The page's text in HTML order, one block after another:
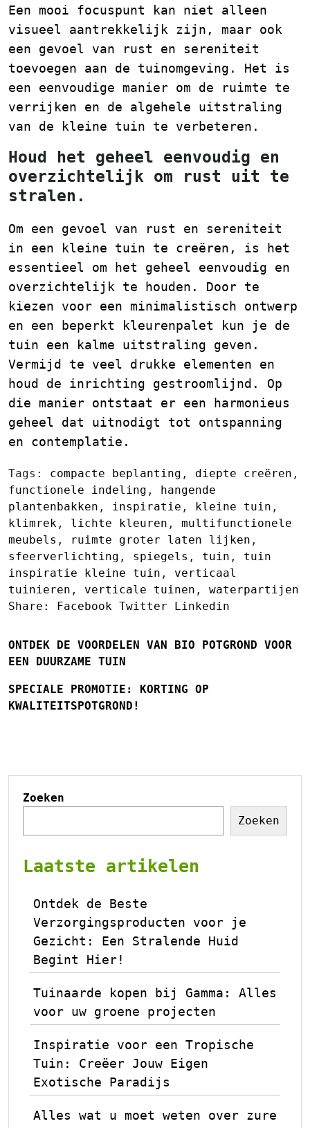
Een mooi focuspunt kan niet alleen
visueel aantrekkelijk zijn, maar ook
een gevoel van rust en sereniteit
toevoegen aan de tuinomgeving. Het is
een eenvoudige manier om de ruimte te
verrijken en de algehele uitstraling
van de kleine tuin te verbeteren.
Houd het geheel eenvoudig en
overzichtelijk om rust uit te
stralen.
Om een gevoel van rust en sereniteit
in een kleine tuin te creëren, is het
essentieel om het geheel eenvoudig en
overzichtelijk te houden. Door te
kiezen voor een minimalistisch ontwerp
en een beperkt kleurenpalet kun je de
tuin een kalme uitstraling geven.
Vermijd te veel drukke elementen en
houd de inrichting gestroomlijnd. Op
die manier ontstaat er een harmonieus
geheel dat uitnodigt tot ontspanning
en contemplatie.
Tags: compacte beplanting , diepte creëren ,
functionele indeling , hangende
plantenbakken , inspiratie , kleine tuin ,
klimrek , lichte kleuren , multifunctionele
meubels , ruimte groter laten lijken ,
sfeerverlichting , spiegels , tuin , tuin
inspiratie kleine tuin , verticaal
tuinieren , verticale tuinen , waterpartijen
Share:
Facebook Twitter Linkedin
ONTDEK DE VOORDELEN VAN BIO POTGROND VOOR
EEN DUURZAME TUIN
SPECIALE PROMOTIE: KORTING OP
KWALITEITSPOTGROND!
Zoeken
Zoeken
Laatste artikelen
Ontdek de Beste
Verzorgingsproducten voor je
Gezicht: Een Stralende Huid
Begint Hier!
Tuinaarde kopen bij Gamma: Alles
voor uw groene projecten
Inspiratie voor een Tropische
Tuin: Creëer Jouw Eigen
Exotische Paradijs
Alles wat u moet weten over zure